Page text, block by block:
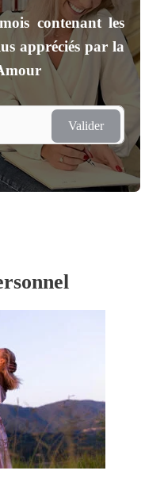
contenant les
appréciés par la
Valider